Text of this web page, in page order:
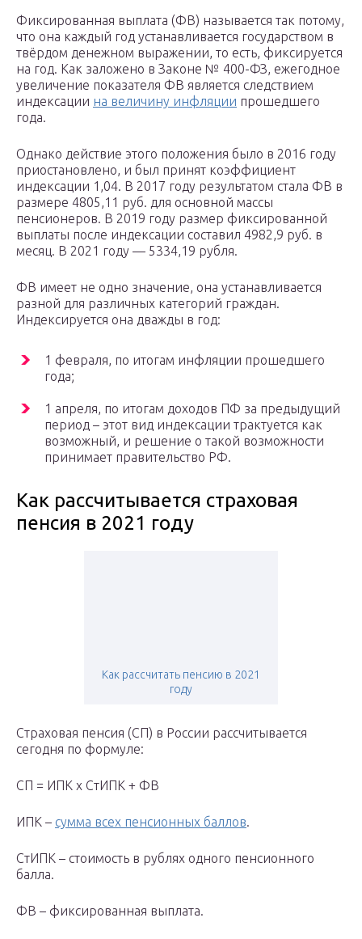
Фиксированная выплата (ФВ) называется так потому,
что она каждый год устанавливается государством в
твёрдом денежном выражении, то есть, фиксируется
на год. Как заложено в Законе № 400-ФЗ, ежегодное
увеличение показателя ФВ является следствием
индексации на величину инфляции прошедшего
года.
Однако действие этого положения было в 2016 году
приостановлено, и был принят коэффициент
индексации 1,04. В 2017 году результатом стала ФВ в
размере 4805,11 руб. для основной массы
пенсионеров. В 2019 году размер фиксированной
выплаты после индексации составил 4982,9 руб. в
месяц. В 2021 году — 5334,19 рубля.
ФВ имеет не одно значение, она устанавливается
разной для различных категорий граждан.
Индексируется она дважды в год:
1 февраля, по итогам инфляции прошедшего
года;
1 апреля, по итогам доходов ПФ за предыдущий
период – этот вид индексации трактуется как
возможный, и решение о такой возможности
принимает правительство РФ.
Как рассчитывается страховая
пенсия в 2021 году
Как рассчитать пенсию в 2021
году
Страховая пенсия (СП) в России рассчитывается
сегодня по формуле:
СП = ИПК х СтИПК + ФВ
ИПК – сумма всех пенсионных баллов.
СтИПК – стоимость в рублях одного пенсионного
балла.
ФВ – фиксированная выплата.